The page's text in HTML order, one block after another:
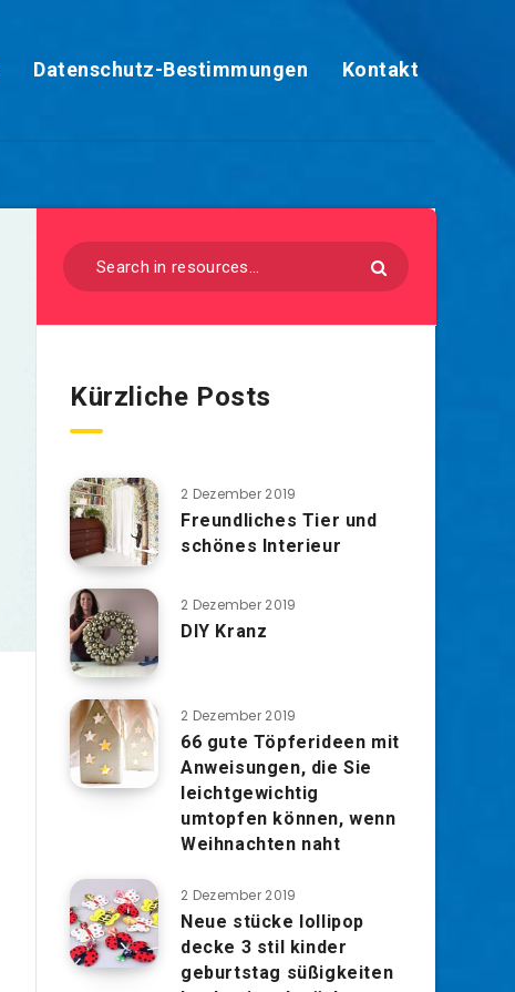
Datenschutz-Bestimmungen Kontakt
Kürzliche Posts
2 Dezember 2019
Freundliches Tier und
schönes Interieur
2 Dezember 2019
DIY Kranz
2 Dezember 2019
66 gute Töpferideen mit
Anweisungen, die Sie
leichtgewichtig
umtopfen können, wenn
Weihnachten naht
2 Dezember 2019
Neue stücke lollipop
decke 3 stil kinder
geburtstag süßigkeiten